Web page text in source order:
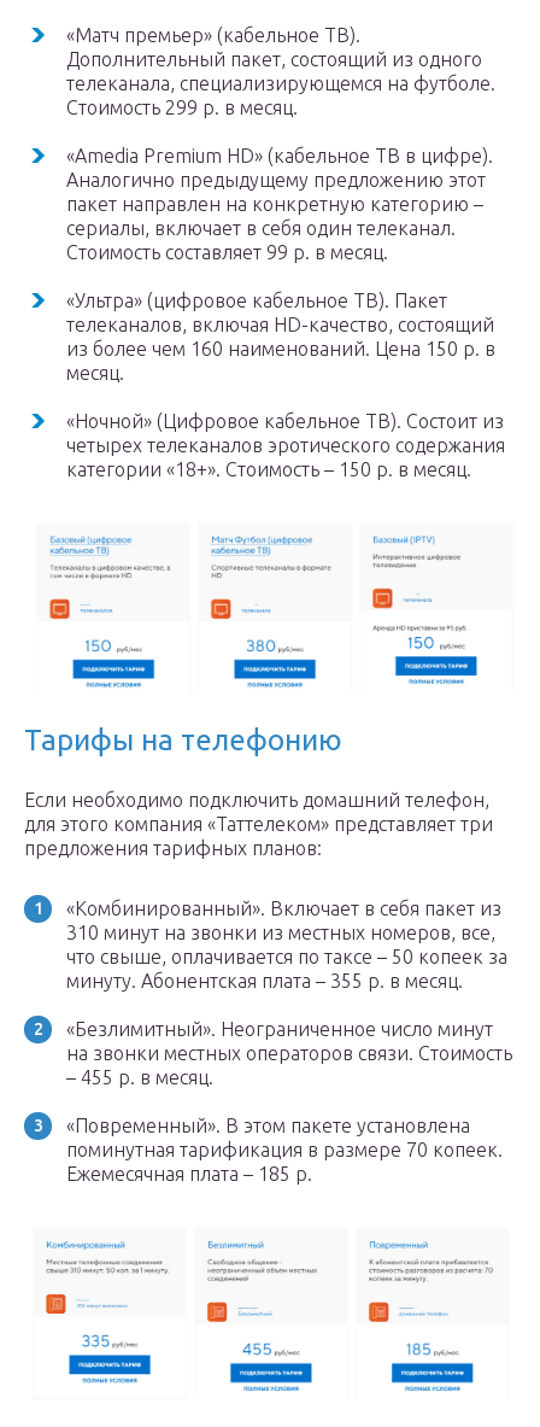
«Матч премьер» (кабельное ТВ).
Дополнительный пакет, состоящий из одного
телеканала, специализирующемся на футболе.
Стоимость 299 р. в месяц.
«Amedia Premium HD» (кабельное ТВ в цифре).
Аналогично предыдущему предложению этот
пакет направлен на конкретную категорию –
сериалы, включает в себя один телеканал.
Стоимость составляет 99 р. в месяц.
«Ультра» (цифровое кабельное ТВ). Пакет
телеканалов, включая HD-качество, состоящий
из более чем 160 наименований. Цена 150 р. в
месяц.
«Ночной» (Цифровое кабельное ТВ). Состоит из
четырех телеканалов эротического содержания
категории «18+». Стоимость – 150 р. в месяц.
Тарифы на телефонию
Если необходимо подключить домашний телефон,
для этого компания «Таттелеком» представляет три
предложения тарифных планов:
«Комбинированный». Включает в себя пакет из
310 минут на звонки из местных номеров, все,
что свыше, оплачивается по таксе – 50 копеек за
минуту. Абонентская плата – 355 р. в месяц.
«Безлимитный». Неограниченное число минут
на звонки местных операторов связи. Стоимость
– 455 р. в месяц.
«Повременный». В этом пакете установлена
поминутная тарификация в размере 70 копеек.
Ежемесячная плата – 185 р.